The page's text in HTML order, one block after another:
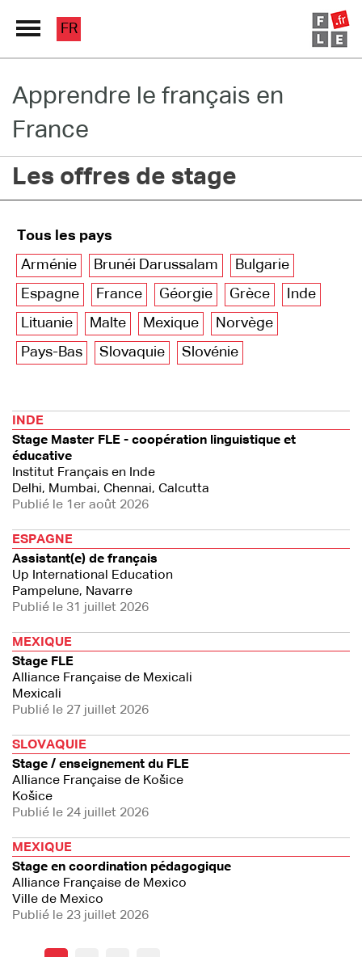
Grand Répertoire
Immersion France
Le français en ligne
FR
Apprendre le français en
France
Les offres de stage
Tous les pays
Arménie
Brunéi Darussalam
Bulgarie
Espagne
France Géorgie Grèce
Inde
Lituanie
Malte Mexique
Norvège
Pays-Bas
Slovaquie Slovénie
INDE
Stage Master FLE - coopération linguistique et
éducative
Institut Français en Inde
Delhi, Mumbai, Chennai, Calcutta
Publié le 1er août 2026
ESPAGNE
Assistant(e) de français
Up International Education
Pampelune, Navarre
Publié le 31 juillet 2026
MEXIQUE
Stage FLE
Alliance Française de Mexicali
Mexicali
Publié le 27 juillet 2026
SLOVAQUIE
Stage / enseignement du FLE
Alliance Française de Košice
Košice
Publié le 24 juillet 2026
MEXIQUE
Stage en coordination pédagogique
Alliance Française de Mexico
Ville de Mexico
Publié le 23 juillet 2026